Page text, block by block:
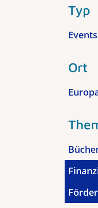
Typ
Events
Ort